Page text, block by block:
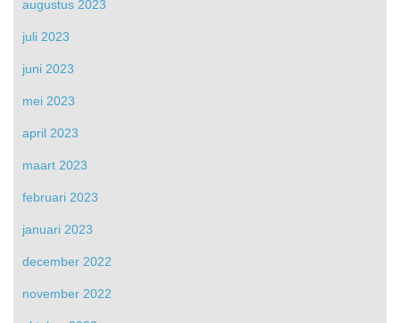
augustus 2023
juli 2023
juni 2023
mei 2023
april 2023
maart 2023
februari 2023
januari 2023
december 2022
november 2022